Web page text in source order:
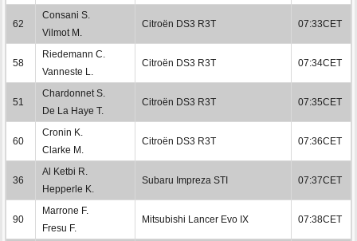
62
Consani S.
Vilmot M.
Citroën DS3 R3T 07:33CET
58
Riedemann C.
Vanneste L.
Citroën DS3 R3T 07:34CET
51
Chardonnet S.
De La Haye T.
Citroën DS3 R3T 07:35CET
60
Cronin K.
Clarke M.
Citroën DS3 R3T 07:36CET
36
Al Ketbi R.
Hepperle K.
Subaru Impreza STI 07:37CET
90
Marrone F.
Fresu F.
Mitsubishi Lancer Evo IX 07:38CET